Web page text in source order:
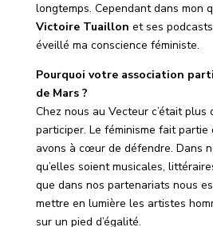
longtemps. Cependant dans mon
Victoire Tuaillon et ses
éveillé ma conscience féministe.
Pourquoi votre association
de Mars ?
Chez nous au Vecteur c’était plus
participer. Le féminisme fait partie
avons à cœur de défendre. Dans
qu’elles soient musicales,
que dans nos partenariats nous
mettre en lumière les artistes
sur un pied d’égalité.